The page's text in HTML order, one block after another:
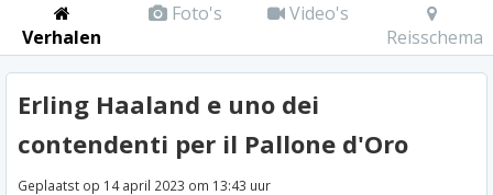
Verhalen
Foto's
Video's
Reisschema
Erling Haaland e uno dei
contendenti per il Pallone d'Oro
Geplaatst op 14 april 2023 om 13:43 uur